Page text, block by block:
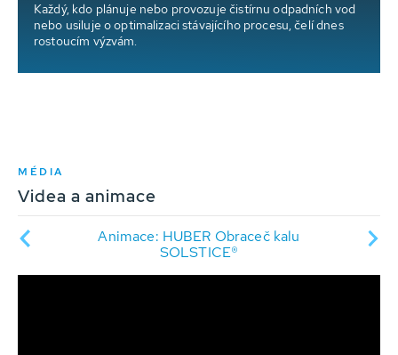
Každý, kdo plánuje nebo provozuje čistírnu odpadních vod
nebo usiluje o optimalizaci stávajícího procesu, čelí dnes
rostoucím výzvám.
MÉDIA
Videa a animace
Animace: HUBER Obraceč kalu
SOLSTICE®